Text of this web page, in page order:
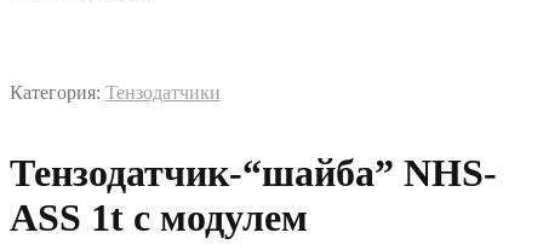
Категория: Тензодатчики
Тензодатчик-“шайба” NHS-
ASS 1t с модулем